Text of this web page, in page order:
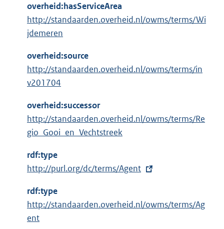
overheid:hasServiceArea
http://standaarden.overheid.nl/owms/terms/Wi
jdemeren
overheid:source
http://standaarden.overheid.nl/owms/terms/in
v201704
overheid:successor
http://standaarden.overheid.nl/owms/terms/Re
gio_Gooi_en_Vechtstreek
rdf:type
E
t
e
r
http://purl.org/dc/terms/Agent
rdf:type
http://standaarden.overheid.nl/owms/terms/Ag
ent